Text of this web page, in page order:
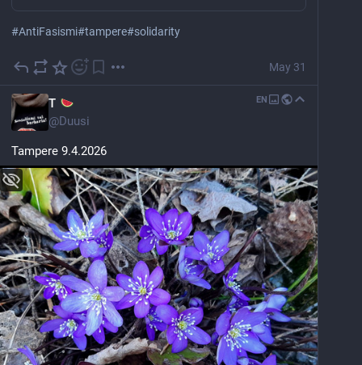
#AntiFasismi#tampere#solidarity
May 31
T
@Duusi
EN
Tampere 9.4.2026